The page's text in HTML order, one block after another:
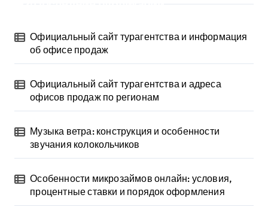
Официальный сайт турагентства и информация
об офисе продаж
Официальный сайт турагентства и адреса
офисов продаж по регионам
Музыка ветра: конструкция и особенности
звучания колокольчиков
Особенности микрозаймов онлайн: условия,
процентные ставки и порядок оформления